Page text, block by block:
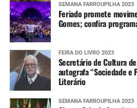
SEMANA FARROUPILHA 2023
Feriado promete
Gomes; confira
FEIRA DO LIVRO 2023
Secretário de Cultura
autografa “Sociedade e
Literário
SEMANA FARROUPILHA 2023